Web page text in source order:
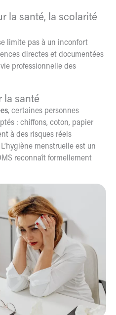
la santé, la scolarité
limite pas à un inconfort
directes et documentées
professionnelle des
la santé
, certaines personnes
: chiffons, coton, papier
à des risques réels
menstruelle est un
reconnaît formellement